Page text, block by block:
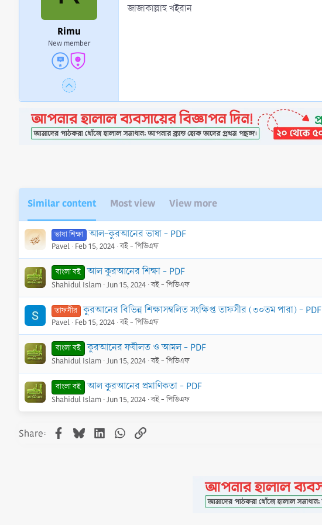
Rimu
New member
জাজাকাল্লাহু খইরান
Similar content Most view View more
ভাষা শিক্ষা আল-কুরআনের ভাষা - PDF
Pavel Feb 15, 2024 বই - পিডিএফ
বাংলা বই আল কুরআনের শিক্ষা - PDF
Shahidul Islam Jun 15, 2024 বই - পিডিএফ
তাফসীর কুরআনের বিভিন্ন শিক্ষাসম্বলিত সংক্ষিপ্ত তাফসীর (৩০তম পারা) - PDF
Pavel Feb 15, 2024 বই - পিডিএফ
বাংলা বই কুরআনের ফযীলত ও আমল - PDF
Shahidul Islam Jun 15, 2024 বই - পিডিএফ
বাংলা বই আল কুরআনের প্রমাণিকতা - PDF
Shahidul Islam Jun 15, 2024 বই - পিডিএফ
Share: Facebook
BlueskyLinkedInWhatsApp
Link